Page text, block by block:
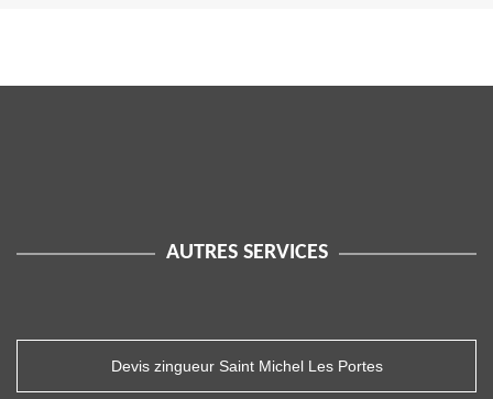
AUTRES SERVICES
Devis zingueur Saint Michel Les Portes